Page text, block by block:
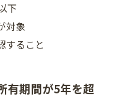
下
対象
すること
有期間が5年を超